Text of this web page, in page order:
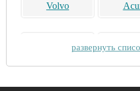
Volvo
развернуть